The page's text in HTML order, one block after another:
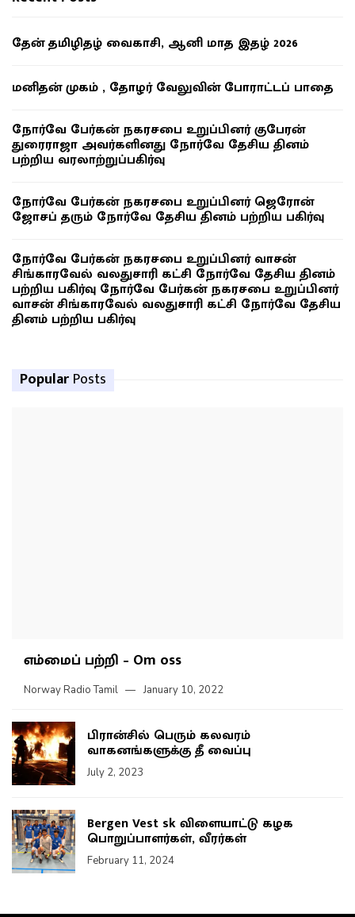
தேன் தமிழிதழ் வைகாசி, ஆனி மாத இதழ் 2026
மனிதன் முகம் , தோழர் வேலுவின் போராட்டப் பாதை
நோர்வே பேர்கன் நகரசபை உறுப்பினர் குபேரன்
துரைராஜா அவர்களினது நோர்வே தேசிய தினம்
பற்றிய வரலாற்றுப்பகிர்வு
நோர்வே பேர்கன் நகரசபை உறுப்பினர் ஜெரோன்
ஜோசப் தரும் நோர்வே தேசிய தினம் பற்றிய பகிர்வு
நோர்வே பேர்கன் நகரசபை உறுப்பினர் வாசன்
சிங்காரவேல் வலதுசாரி கட்சி நோர்வே தேசிய தினம்
பற்றிய பகிர்வு நோர்வே பேர்கன் நகரசபை உறுப்பினர்
வாசன் சிங்காரவேல் வலதுசாரி கட்சி நோர்வே தேசிய
தினம் பற்றிய பகிர்வு
Popular Posts
எம்மைப் பற்றி – Om oss
Norway Radio Tamil January 10, 2022
பிரான்சில் பெரும் கலவரம்
வாகனங்களுக்கு தீ வைப்பு
July 2, 2023
Bergen Vest sk விளையாட்டு கழக
பொறுப்பாளர்கள், வீரர்கள்
February 11, 2024